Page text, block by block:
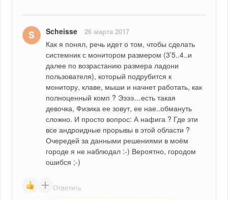
Scheisse 26 марта 2017
Как я понял, речь идет о том, чтобы сделать
системник с монитором размером (3’5..4..и
далее по возрастанию размера ладони
пользователя), который подрубится к
монитору, клаве, мыши и начнет работать, как
полноценный комп ? Ээээ…есть такая
девочка, Физика ее зовут, ее нае..обмануть
сложно. И просто вопрос: А нафига ? Где эти
все андроидные прорывы в этой области ?
Очередей за данными решениями в моём
городе я не наблюдал :-) Вероятно, городом
ошибся ;-)
Ответить